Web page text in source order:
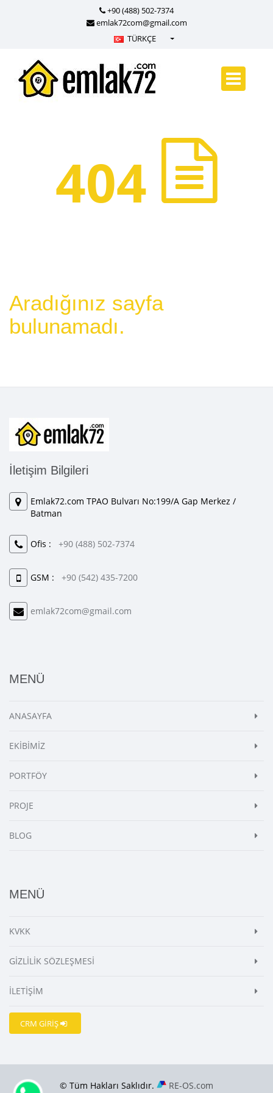
+90 (488) 502-7374
emlak72com@gmail.com
TÜRKÇE
English - English
русский - Russian
العربية - Arabic
Crnogorski - Montenegrin
Српски - Serbian
404
Aradığınız sayfa
bulunamadı.
İletişim Bilgileri
Emlak72.com TPAO Bulvarı No:199/A Gap Merkez /
Batman
Ofis : +90 (488) 502-7374
GSM : +90 (542) 435-7200
emlak72com@gmail.com
MENÜ
ANASAYFA
EKİBİMİZ
PORTFÖY
PROJE
BLOG
MENÜ
KVKK
GİZLİLİK SÖZLEŞMESİ
İLETİŞİM
CRM GİRİŞ
© Tüm Hakları Saklıdır. RE-OS.com